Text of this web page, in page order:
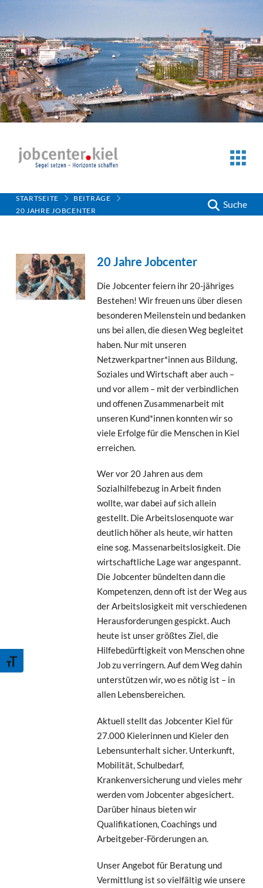
Schrift vergrößern
STARTSEITE
BEITRÄGE
20 JAHRE JOBCENTER
Suche
20 Jahre Jobcenter
Die Jobcenter feiern ihr 20-jähriges
Bestehen! Wir freuen uns über diesen
besonderen Meilenstein und bedanken
uns bei allen, die diesen Weg begleitet
haben. Nur mit unseren
Netzwerkpartner*innen aus Bildung,
Soziales und Wirtschaft aber auch –
und vor allem – mit der verbindlichen
und offenen Zusammenarbeit mit
unseren Kund*innen konnten wir so
viele Erfolge für die Menschen in Kiel
erreichen.
Wer vor 20 Jahren aus dem
Sozialhilfebezug in Arbeit finden
wollte, war dabei auf sich allein
gestellt. Die Arbeitslosenquote war
deutlich höher als heute, wir hatten
eine sog. Massenarbeitslosigkeit. Die
wirtschaftliche Lage war angespannt.
Die Jobcenter bündelten dann die
Kompetenzen, denn oft ist der Weg aus
der Arbeitslosigkeit mit verschiedenen
Herausforderungen gespickt. Auch
heute ist unser größtes Ziel, die
Hilfebedürftigkeit von Menschen ohne
Job zu verringern. Auf dem Weg dahin
unterstützen wir, wo es nötig ist – in
allen Lebensbereichen.
Aktuell stellt das Jobcenter Kiel für
27.000 Kielerinnen und Kieler den
Lebensunterhalt sicher. Unterkunft,
Mobilität, Schulbedarf,
Krankenversicherung und vieles mehr
werden vom Jobcenter abgesichert.
Darüber hinaus bieten wir
Qualifikationen, Coachings und
Arbeitgeber-Förderungen an.
Unser Angebot für Beratung und
Vermittlung ist so vielfältig wie unsere